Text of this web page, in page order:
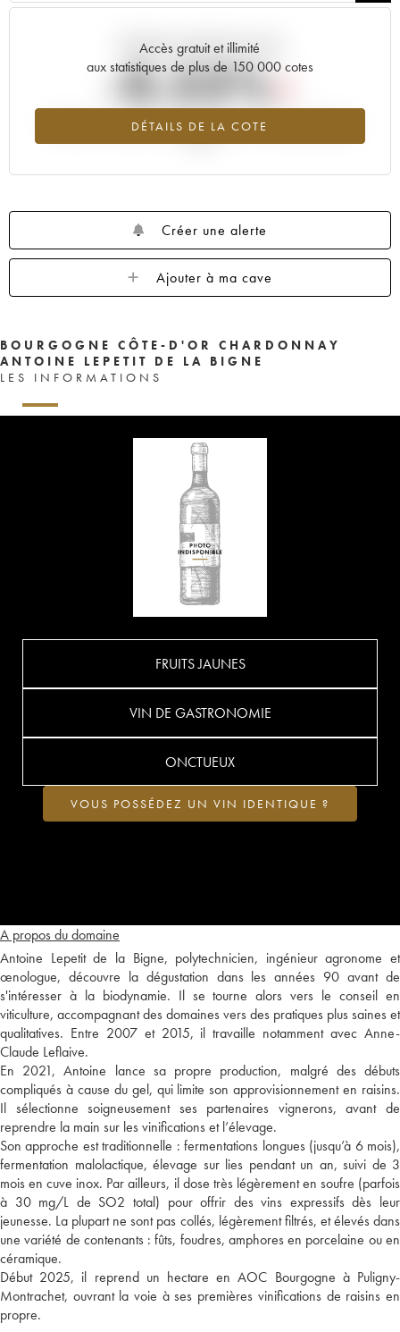
Accès gratuit et illimité
aux statistiques de plus de 150 000 cotes
DÉTAILS DE LA COTE
Tendance actuelle de la cote
-0.53%
Tendance à la baisse du millésime 2021 en 2026 par rapport à
Créer une alerte
Ajouter à ma cave
BOURGOGNE CÔTE-D'OR CHARDONNAY
ANTOINE LEPETIT DE LA BIGNE
LES INFORMATIONS
A propos du domaine
Antoine Lepetit de la Bigne, polytechnicien, ingénieur agronome et
œnologue, découvre la dégustation dans les années 90 avant de
s'intéresser à la biodynamie. Il se tourne alors vers le conseil en
viticulture, accompagnant des domaines vers des pratiques plus saines et
qualitatives. Entre 2007 et 2015, il travaille notamment avec Anne-
Claude Leflaive.
En 2021, Antoine lance sa propre production, malgré des débuts
compliqués à cause du gel, qui limite son approvisionnement en raisins.
Il sélectionne soigneusement ses partenaires vignerons, avant de
reprendre la main sur les vinifications et l’élevage.
Son approche est traditionnelle : fermentations longues (jusqu’à 6 mois),
fermentation malolactique, élevage sur lies pendant un an, suivi de 3
mois en cuve inox. Par ailleurs, il dose très légèrement en soufre (parfois
à 30 mg/L de SO2 total) pour offrir des vins expressifs dès leur
jeunesse. La plupart ne sont pas collés, légèrement filtrés, et élevés dans
une variété de contenants : fûts, foudres, amphores en porcelaine ou en
céramique.
Début 2025, il reprend un hectare en AOC Bourgogne à Puligny-
Montrachet, ouvrant la voie à ses premières vinifications de raisins en
propre.
FRUITS JAUNES
VIN DE GASTRONOMIE
ONCTUEUX
VOUS POSSÉDEZ UN VIN IDENTIQUE ?